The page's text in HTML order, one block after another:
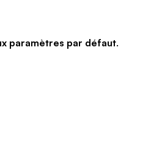
paramètres par défaut.